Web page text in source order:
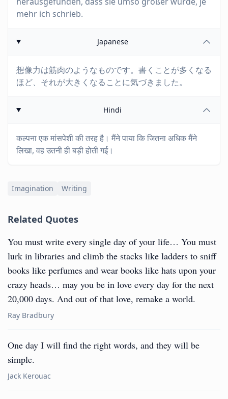
mehr ich schrieb.
Japanese
想像力は筋肉のようなものです。書くことが多くなる
ほど、それが大きくなることに気づきました。
Hindi
कल्पना एक मांसपेशी की तरह है। मैंने पाया कि जितना अधिक मैंने
लिखा, वह उतनी ही बड़ी होती गई।
Imagination Writing
Related Quotes
You must write every single day of your life… You must
lurk in libraries and climb the stacks like ladders to sniff
books like perfumes and wear books like hats upon your
crazy heads… may you be in love every day for the next
20,000 days. And out of that love, remake a world.
Ray Bradbury
One day I will find the right words, and they will be
simple.
Jack Kerouac